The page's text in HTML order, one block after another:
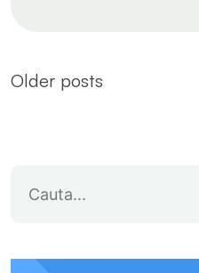
Posts
Older posts